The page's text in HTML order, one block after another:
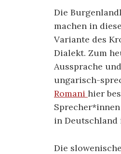
Die
machen in
Variante des
Dialekt. Zum
Aussprache
ungarisch-
Romani hier
in Deutschland
Die